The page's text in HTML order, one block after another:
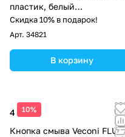
пластик, белый
матовый,кайма - хром
глянец
Скидка 10% в подарок!
Арт. 34821
В корзину
10%
4 513 ₽
Кнопка смыва Veconi